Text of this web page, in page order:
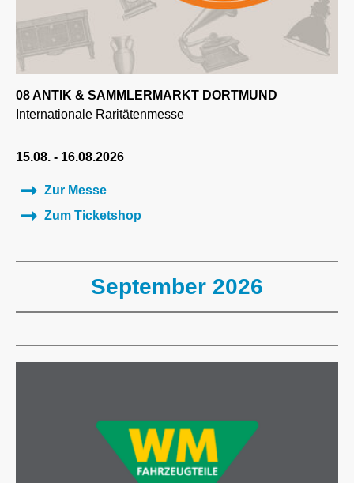
08 ANTIK & SAMMLERMARKT DORTMUND
Internationale Raritätenmesse
15.08. - 16.08.2026
Zur Messe
Zum Ticketshop
September 2026